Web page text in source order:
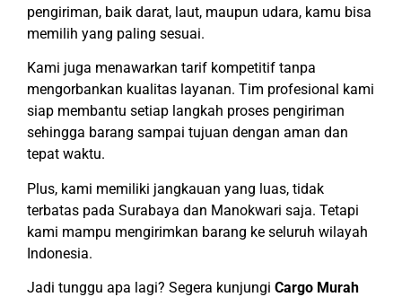
pengiriman, baik darat, laut, maupun udara, kamu bisa
memilih yang paling sesuai.
Kami juga menawarkan tarif kompetitif tanpa
mengorbankan kualitas layanan. Tim profesional kami
siap membantu setiap langkah proses pengiriman
sehingga barang sampai tujuan dengan aman dan
tepat waktu.
Plus, kami memiliki jangkauan yang luas, tidak
terbatas pada Surabaya dan Manokwari saja. Tetapi
kami mampu mengirimkan barang ke seluruh wilayah
Indonesia.
Jadi tunggu apa lagi? Segera kunjungi Cargo Murah